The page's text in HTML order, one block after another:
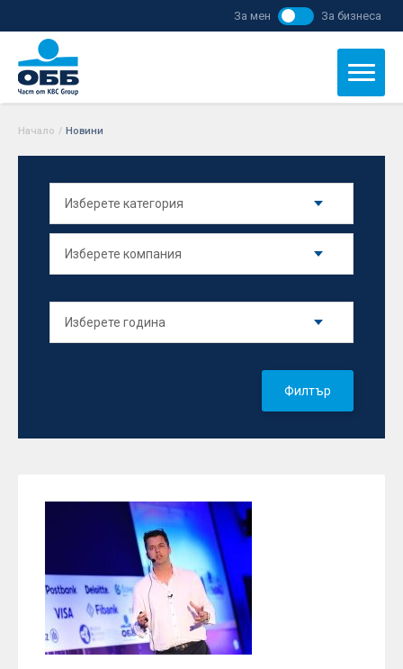
За мен За бизнеса
Начало / Новини
Филтър